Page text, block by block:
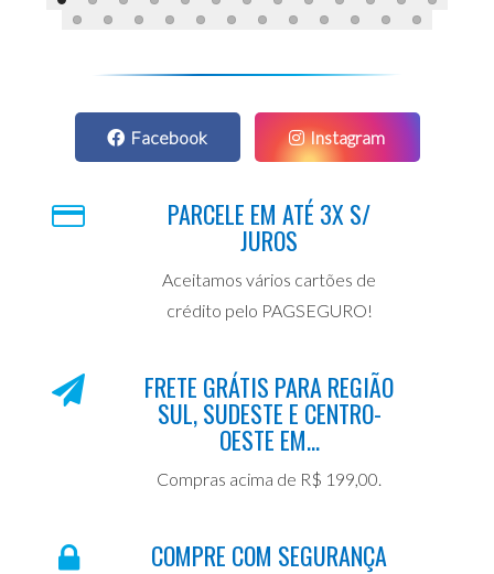
Facebook Instagram
PARCELE EM ATÉ 3X S/
JUROS
Aceitamos vários cartões de
crédito pelo PAGSEGURO!
FRETE GRÁTIS PARA REGIÃO
SUL, SUDESTE E CENTRO-
OESTE EM...
Compras acima de R$ 199,00.
COMPRE COM SEGURANÇA